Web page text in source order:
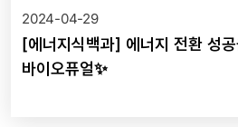
2024-04-29
[에너지식백과] 에너지 전환 성
바이오퓨얼✨